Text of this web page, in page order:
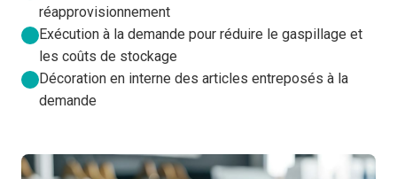
réapprovisionnement
Exécution à la demande pour réduire le gaspillage et
les coûts de stockage
Décoration en interne des articles entreposés à la
demande